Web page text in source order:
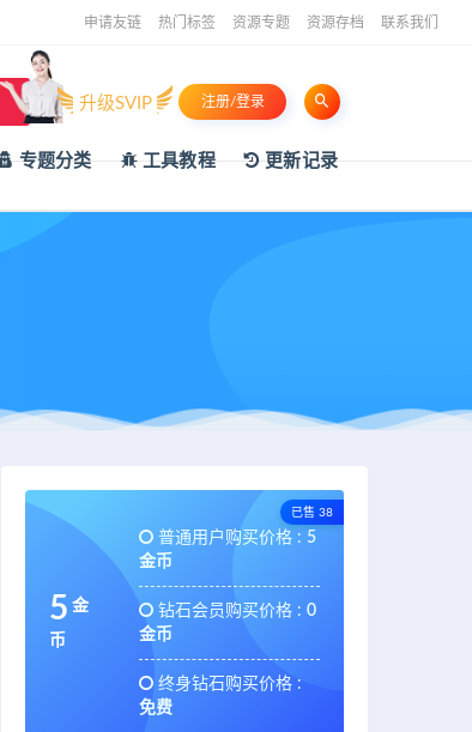
申请友链 热门标签 资源专题 资源存档 联系我们
升级SVIP 注册/登录
专题分类 工具教程 更新记录
已售 38
5 金
币
普通用户购买价格 : 5
金币
钻石会员购买价格 : 0
金币
终身钻石购买价格 :
免费